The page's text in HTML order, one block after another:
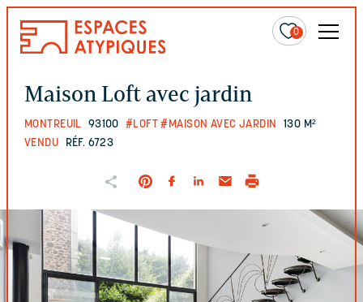
0
Maison Loft avec jardin
MONTREUIL 93100 #LOFT #MAISON AVEC JARDIN
130 M²
VENDU
RÉF. 6723